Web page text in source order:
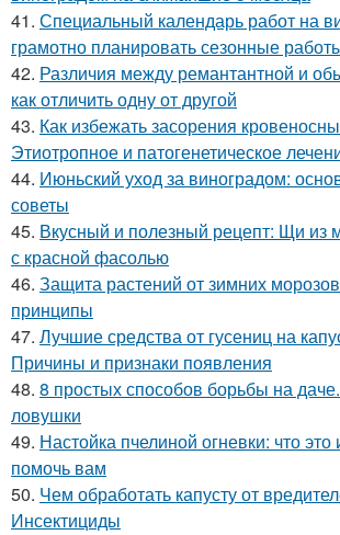
41. Специальный календарь работ на
грамотно планировать сезонные
42. Различия между ремантантной и
как отличить одну от другой
43. Как избежать засорения
Этиотропное и патогенетическое
44. Июньский уход за виноградом:
советы
45. Вкусный и полезный рецепт: Щи из
с красной фасолью
46. Защита растений от зимних
принципы
47. Лучшие средства от гусениц на
Причины и признаки появления
48. 8 простых способов борьбы на
ловушки
49. Настойка пчелиной огневки: что
помочь вам
50. Чем обработать капусту от
Инсектициды